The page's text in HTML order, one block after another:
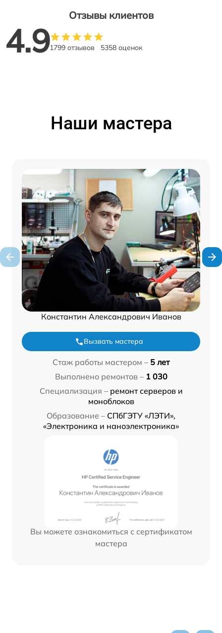
Отзывы клиентов
4.91799 отзывов 5358 оценок
Наши мастера
Константин Александрович Иванов
Вызвать мастера
Стаж работы мастером – 5 лет
Выполнено ремонтов – 1 030
Специализация – ремонт серверов и
моноблоков
Образование – СПбГЭТУ «ЛЭТИ»,
«Электроника и наноэлектроника»
Вы можете ознакомиться с сертификатом
мастера